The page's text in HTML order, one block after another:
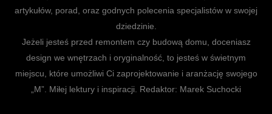
artykułów, porad, oraz godnych polecenia specjalistów w swojej
dziedzinie.
Jeżeli jesteś przed remontem czy budową domu, doceniasz
design we wnętrzach i oryginalność, to jesteś w świetnym
miejscu, które umożliwi Ci zaprojektowanie i aranżację swojego
„M”. Miłej lektury i inspiracji. Redaktor: Marek Suchocki